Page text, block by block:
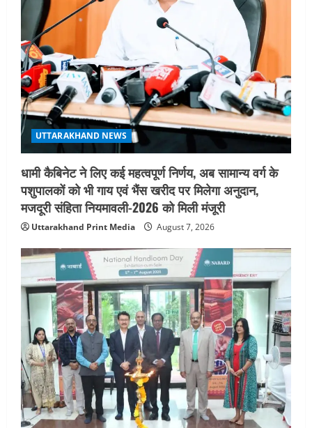
i
o
n
UTTARAKHAND NEWS
धामी कैबिनेट ने लिए कई महत्वपूर्ण निर्णय, अब सामान्य वर्ग के
पशुपालकों को भी गाय एवं भैंस खरीद पर मिलेगा अनुदान,
मजदूरी संहिता नियमावली-2026 को मिली मंजूरी
Uttarakhand Print Media August 7, 2026